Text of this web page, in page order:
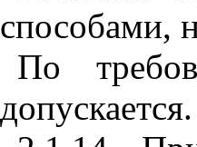
способами,
По
допускается.